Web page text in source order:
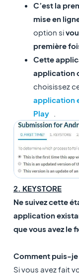
C’est la
mise en
option si
première
Cette
application
choisissez
application
Play
2. KEYSTORE
Ne suivez cette
application
que vous avez le
Comment puis-
Si vous avez fait